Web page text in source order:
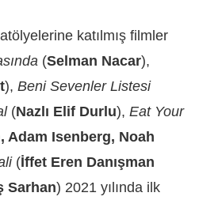
atölyelerine katılmış filmler
(Selman Nacar),
), Beni Sevenler Listesi
(Nazlı Elif Durlu), Eat Your
Adam Isenberg, Noah
(İffet Eren Danışman
Sarhan) 2021 yılında ilk